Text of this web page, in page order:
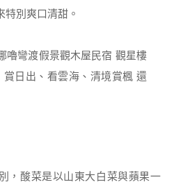
特別爽口清甜。
，酸菜是以山東大白菜與蘋果一